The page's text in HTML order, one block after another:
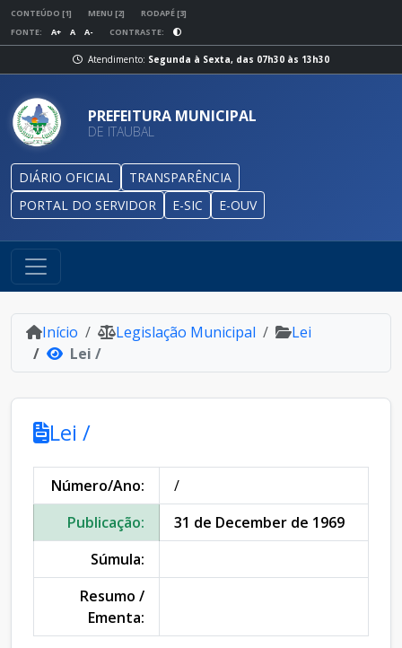
CONTEÚDO [1] MENU [2]
RODAPÉ [3]
FONTE:
A+ A A- CONTRASTE:
Atendimento: Segunda à Sexta, das 07h30 às 13h30
PREFEITURA MUNICIPAL
DE ITAUBAL
DIÁRIO OFICIAL
TRANSPARÊNCIA
PORTAL DO SERVIDOR
E-SIC E-OUV
Início Legislação Municipal
Lei
Lei /
Lei /
Número/Ano:
/
Publicação:
31 de December de 1969
Súmula:
Resumo /
Ementa: